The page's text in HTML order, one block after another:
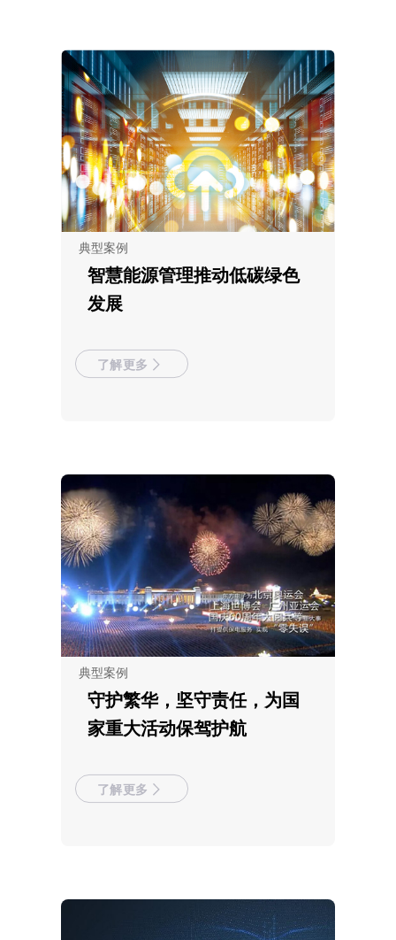
典型案例
智慧能源管理推动低碳绿色
发展
了解更多
典型案例
守护繁华，坚守责任，为国
家重大活动保驾护航
了解更多